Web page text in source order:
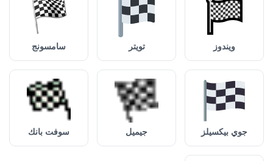
ويندوز تويتر سامسونج
جوي بيكسيلز جيميل سوفت بانك